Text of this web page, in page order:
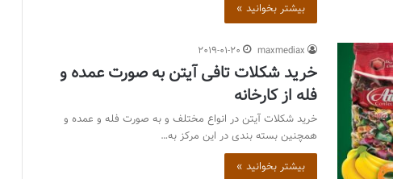
بیشتر بخوانید »
maxmediax
2019-01-20
خرید شکلات تافی آیتن به صورت عمده و
فله از کارخانه
خرید شکلات آیتن در انواع مختلف و به صورت فله و عمده و
همچنین بسته بندی در این مرکز به…
بیشتر بخوانید »